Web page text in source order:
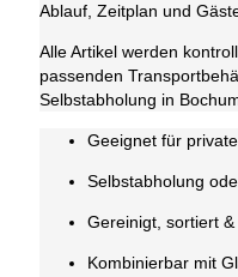
Ablauf, Zeitplan und
Alle Artikel werden
passenden
Selbstabholung in
Geeignet für
Selbstabholung
Gereinigt, sortiert
Kombinierbar mit